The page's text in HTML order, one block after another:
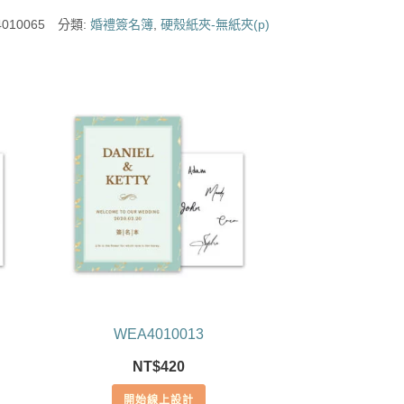
分類:婚禮簽名簿 ,硬殼紙夾-無紙夾(p)
WEA4010013
NT$420
開始線上設計